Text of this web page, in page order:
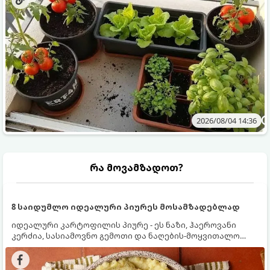
2026/08/04 14:36
რა მოვამზადოთ?
8 საიდუმლო იდეალური პიურეს მოსამზადებლად
იდეალური კარტოფილის პიურე - ეს ნაზი, ჰაეროვანი
კერძია, სასიამოვნო გემოთი და ნაღების-მოყვითალო
ფერით. მისი მომზადება ძალიან მარტივია, მაგრამ
არსებობს რამდენიმე საიდუმლო, რომლებიც უნდა